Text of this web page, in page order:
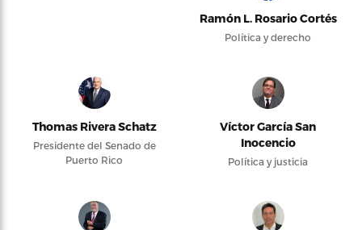
Ramón L. Rosario Cortés
Política y derecho
Thomas Rivera Schatz
Presidente del Senado de
Puerto Rico
Víctor García San
Inocencio
Política y justicia